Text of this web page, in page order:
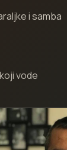
i samba
vode